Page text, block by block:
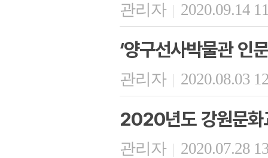
관리자 | 2020.09.14
‘양구선사박물관 인
관리자 | 2020.08.03
2020년도 강원문화
관리자 | 2020.07.28